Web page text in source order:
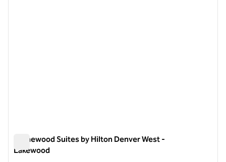
Homewood Suites by Hilton Denver West -
Lakewood